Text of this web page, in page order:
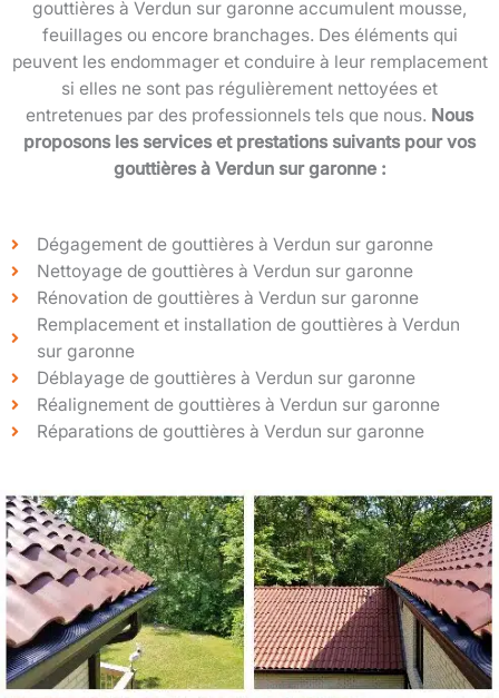
gouttières à Verdun sur garonne accumulent mousse,
feuillages ou encore branchages. Des éléments qui
peuvent les endommager et conduire à leur remplacement
si elles ne sont pas régulièrement nettoyées et
entretenues par des professionnels tels que nous. Nous
proposons les services et prestations suivants pour vos
gouttières à Verdun sur garonne :
Dégagement de gouttières à Verdun sur garonne
Nettoyage de gouttières à Verdun sur garonne
Rénovation de gouttières à Verdun sur garonne
Remplacement et installation de gouttières à Verdun
sur garonne
Déblayage de gouttières à Verdun sur garonne
Réalignement de gouttières à Verdun sur garonne
Réparations de gouttières à Verdun sur garonne